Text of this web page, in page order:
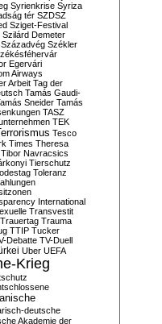
Syrienkrise Syriza
tér SZDSZ
Sziget-Festival
Szilárd Demeter
Századvég Székler
Egervári
Airways
Arbeit Tag der
Tamás Gaudi-
Sneider Tamás
TASZ
TEK
Tesco
Times Theresa
Tibor Navracsics
Tierschutz
Toleranz
International
Transvestit
Trauertag Trauma
TTIP Tucker
Debatte TV-Duell
Uber UEFA
Krieg
deutsche
Akademie der